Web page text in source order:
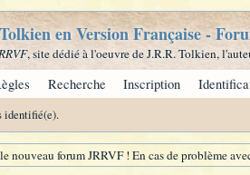
en Version Française -
, site dédié à l'oeuvre de J.R.R. Tolkien,
Recherche Inscription
identifié(e).
nouveau forum JRRVF ! En cas de problème